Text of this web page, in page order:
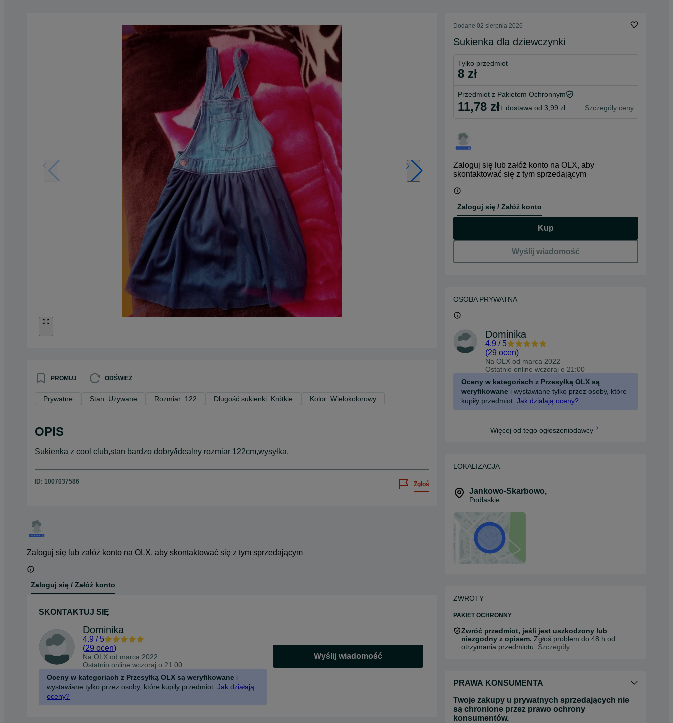
PROMUJ ODŚWIEŻ
Prywatne Stan: Używane Rozmiar: 122 Długość sukienki: Krótkie Kolor: Wielokolorowy
OPIS
Sukienka z cool club,stan bardzo dobry/idealny rozmiar 122cm,wysyłka.
ID: 1007037586 Zgłoś
Zaloguj się lub załóż konto na OLX, aby skontaktować się z tym sprzedającym
Zaloguj się / Załóż konto
SKONTAKTUJ SIĘ
Dominika
4.9 / 5
(29 ocen)
Na OLX od marca 2022
Ostatnio online wczoraj o 21:00
Oceny w kategoriach z Przesyłką OLX są weryfikowane i
wystawiane tylko przez osoby, które kupiły przedmiot. Jak działają
oceny?
Wyślij wiadomość
Dodane 02 sierpnia 2026
Sukienka dla dziewczynki
Tylko przedmiot
8 zł
Przedmiot z Pakietem Ochronnym
11,78 zł+ dostawa od 3,99 zł Szczegóły ceny
Zaloguj się lub załóż konto na OLX, aby
skontaktować się z tym sprzedającym
Zaloguj się / Załóż konto
Kup
Wyślij wiadomość
OSOBA PRYWATNA
Dominika
4.9 / 5
(29 ocen)
Na OLX od marca 2022
Ostatnio online wczoraj o 21:00
Oceny w kategoriach z Przesyłką OLX są
weryfikowane i wystawiane tylko przez osoby, które
kupiły przedmiot. Jak działają oceny?
Więcej od tego ogłoszeniodawcy
LOKALIZACJA
Jankowo-Skarbowo,
Podlaskie
ZWROTY
PAKIET OCHRONNY
Zwróć przedmiot, jeśli jest uszkodzony lub
niezgodny z opisem. Zgłoś problem do 48 h od
otrzymania przedmiotu. Szczegóły
PRAWA KONSUMENTA
Twoje zakupy u prywatnych sprzedających nie
są chronione przez prawo ochrony
konsumentów.